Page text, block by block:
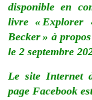
disponible en
livre « Explorer
Becker » à
le 2 septembre
Le site Internet
page Facebook